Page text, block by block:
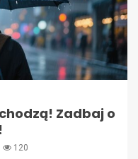
Zadbaj o
120